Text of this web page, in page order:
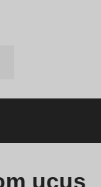
uçuş